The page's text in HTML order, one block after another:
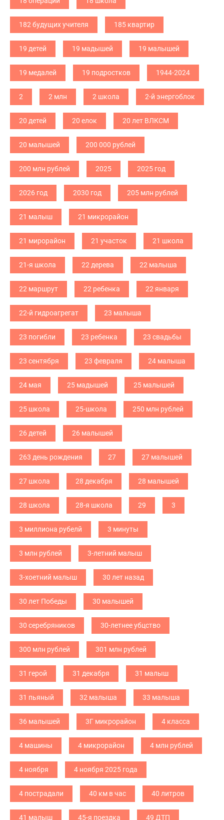
182 будущих учителя 185 квартир
19 детей 19 мадышей 19 малышей
19 медалей 19 подростков 1944-2024
2 2 млн 2 школа 2-й энергоблок
20 детей 20 елок 20 лет ВЛКСМ
20 малышей 200 000 рублей
200 млн рублей 2025 2025 год
2026 год 2030 год 205 млн рублей
21 малыш 21 микрорайон
21 мирорайон 21 участок 21 школа
21-я школа 22 дерева 22 малыша
22 маршрут 22 ребенка 22 января
22-й гидроагрегат 23 малыша
23 погибли 23 ребенка 23 свадьбы
23 сентября 23 февраля 24 малыша
24 мая 25 мадышей 25 малышей
25 школа 25-школа 250 млн рублей
26 детей 26 малышей
263 день рождения 27 27 малышей
27 школа 28 декабря 28 малышей
28 школа 28-я школа 29 3
3 миллиона рубелй 3 минуты
3 млн рублей 3-летний малыш
3-хоетний малыш 30 лет назад
30 лет Победы 30 малышей
30 серебряников 30-летнее убцство
300 млн рублей 301 млн рублей
31 герой 31 декабря 31 малыш
31 пьяный 32 малыша 33 малыша
36 малышей 3Г микрорайон 4 класса
4 машины 4 микрорайон 4 млн рублей
4 ноября 4 ноября 2025 года
4 пострадали 40 км в час 40 литров
41 малыш 45-я поездка 49 ДТП